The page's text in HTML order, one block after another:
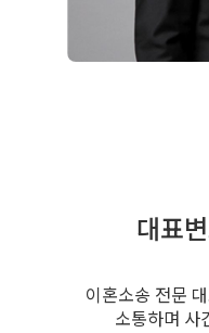
대표
이혼소송 전문
소통하며 사